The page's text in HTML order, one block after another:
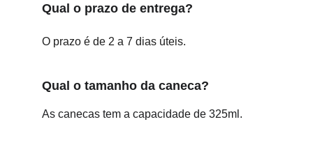
Qual o prazo de entrega?
O prazo é de 2 a 7 dias úteis.
Qual o tamanho da caneca?
As canecas tem a capacidade de 325ml.